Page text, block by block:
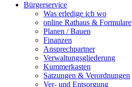
Bürgerservice
Was erledige ich wo
online Rathaus & Formulare
Planen / Bauen
Finanzen
Ansprechpartner
Verwaltungsgliederung
Kummerkasten
Satzungen & Verordnungen
Ver- und Entsorgung